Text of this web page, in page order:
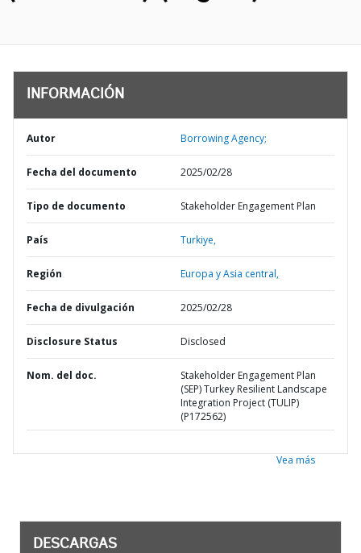
INFORMACIÓN
Autor Borrowing Agency;
Fecha del documento 2025/02/28
Tipo de documento Stakeholder Engagement Plan
País Turkiye,
Región Europa y Asia central,
Fecha de divulgación 2025/02/28
Disclosure Status Disclosed
Nom. del doc.
Stakeholder Engagement Plan
(SEP) Turkey Resilient Landscape
Integration Project (TULIP)
(P172562)
Vea más
DESCARGAS